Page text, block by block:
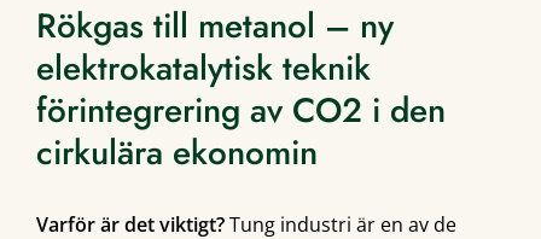
Rökgas till metanol – ny
elektrokatalytisk teknik
förintegrering av CO2 i den
cirkulära ekonomin
Varför är det viktigt?Tung industri är en av de